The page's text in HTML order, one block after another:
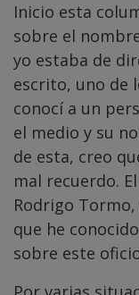
Inicio esta
sobre el
yo estaba de
escrito, uno de
conocí a un
el medio y su
de esta, creo
mal recuerdo.
Rodrigo
que he
sobre este